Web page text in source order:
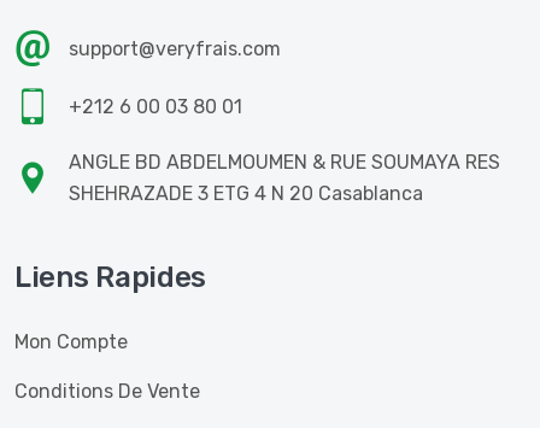
support@veryfrais.com
+212 6 00 03 80 01
ANGLE BD ABDELMOUMEN & RUE SOUMAYA RES
SHEHRAZADE 3 ETG 4 N 20 Casablanca
Liens Rapides
Mon Compte
Conditions De Vente